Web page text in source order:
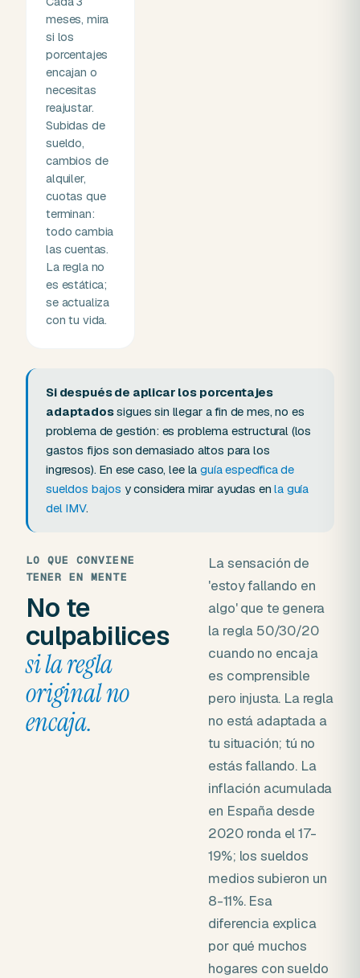
meses, mira
si los
porcentajes
encajan o
necesitas
reajustar.
Subidas de
sueldo,
cambios de
alquiler,
cuotas que
terminan:
todo cambia
las cuentas.
La regla no
es estática;
se actualiza
con tu vida.
Si después de aplicar los porcentajes
adaptadossigues sin llegar a fin de mes, no es
problema de gestión: es problema estructural (los
gastos fijos son demasiado altos para los
ingresos). En ese caso, lee laguía específica de
sueldos bajos y considera mirar ayudas enla guía
del IMV.
LO QUE CONVIENE
TENER EN MENTE
No te
culpabilices
si la regla
original no
encaja.
La sensación de
'estoy fallando en
algo' que te genera
la regla 50/30/20
cuando no encaja
es comprensible
pero injusta. La regla
no está adaptada a
tu situación; tú no
estás fallando. La
inflación acumulada
en España desde
2020 ronda el 17-
19%; los sueldos
medios subieron un
8-11%. Esa
diferencia explica
por qué muchos
hogares con sueldo